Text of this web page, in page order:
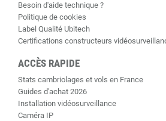
Besoin d'aide technique ?
Politique de cookies
Label Qualité Ubitech
Certifications constructeurs
ACCÈS RAPIDE
Stats cambriolages et vols en France
Guides d'achat 2026
Installation vidéosurveillance
Caméra IP